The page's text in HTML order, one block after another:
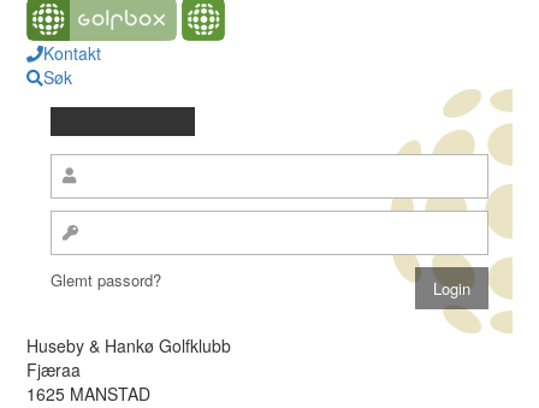
Kontakt
Søk
Glemt passord?
Huseby & Hankø Golfklubb
Fjæraa
1625 MANSTAD